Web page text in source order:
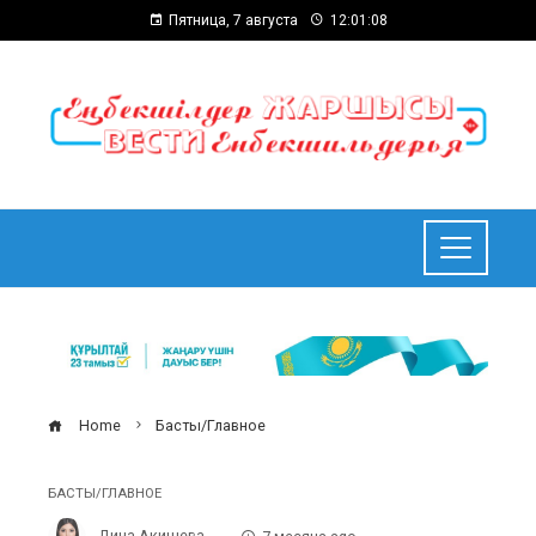
Пятница, 7 августа 12:01:09
Home Басты/Главное
БАСТЫ/ГЛАВНОЕ